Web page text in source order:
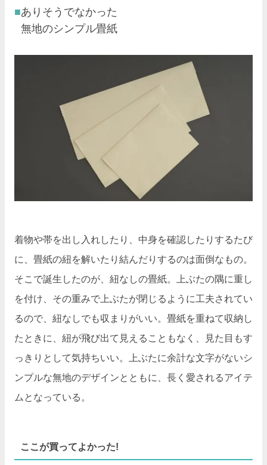
ありそうでなかった
無地のシンプル畳紙
着物や帯を出し入れしたり、中身を確認したりするたび
に、畳紙の紐を解いたり結んだりするのは面倒なもの。
そこで誕生したのが、紐なしの畳紙。上ぶたの隅に重し
を付け、その重みで上ぶたが閉じるように工夫されてい
るので、紐なしでも収まりがいい。畳紙を重ねて収納し
たときに、紐が飛び出て見えることもなく、見た目もす
っきりとして気持ちいい。上ぶたに余計な文字がないシ
ンプルな無地のデザインとともに、長く愛されるアイテ
ムとなっている。
ここが買ってよかった!